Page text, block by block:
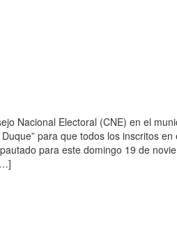
Nacional Electoral (CNE) en el
para que todos los inscritos
para este domingo 19 de